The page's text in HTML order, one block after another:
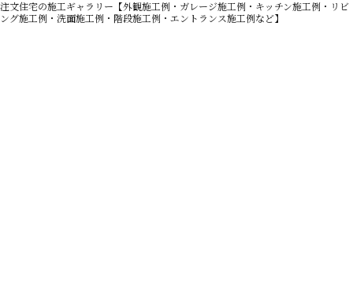
注文住宅の施工ギャラリー【外観施工例・ガレージ施工例・キッチン施工例・リビ
ング施工例・洗面施工例・階段施工例・エントランス施工例など】